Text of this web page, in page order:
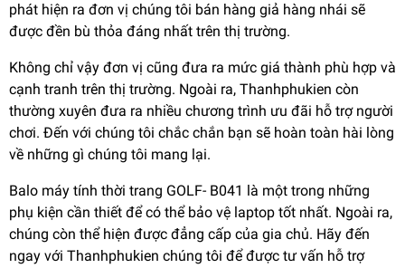
phát hiện ra đơn vị chúng tôi bán hàng giả hàng nhái sẽ
được đền bù thỏa đáng nhất trên thị trường.
Không chỉ vậy đơn vị cũng đưa ra mức giá thành phù hợp và
cạnh tranh trên thị trường. Ngoài ra, Thanhphukien còn
thường xuyên đưa ra nhiều chương trình ưu đãi hỗ trợ người
chơi. Đến với chúng tôi chắc chắn bạn sẽ hoàn toàn hài lòng
về những gì chúng tôi mang lại.
Balo máy tính thời trang GOLF- B041 là một trong những
phụ kiện cần thiết để có thể bảo vệ laptop tốt nhất. Ngoài ra,
chúng còn thể hiện được đẳng cấp của gia chủ. Hãy đến
ngay với Thanhphukien chúng tôi để được tư vấn hỗ trợ